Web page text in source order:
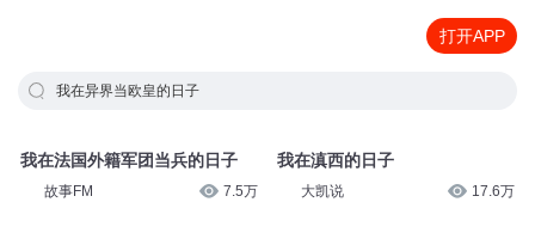
打开APP
我在异界当欧皇的日子
我在法国外籍军团当兵的日子
故事FM 7.5万
我在滇西的日子
大凯说 17.6万